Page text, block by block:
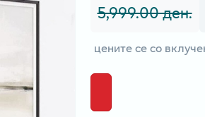
5,999.00 ден.
цените се со